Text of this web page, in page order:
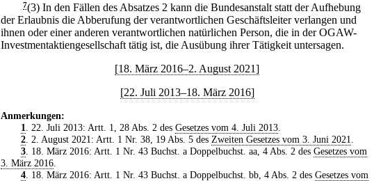
7(3) In den Fällen des Absatzes 2 kann die Bundesanstalt statt der Aufhebung
der Erlaubnis die Abberufung der verantwortlichen Geschäftsleiter verlangen und
ihnen oder einer anderen verantwortlichen natürlichen Person, die in der OGAW-
Investmentaktiengesellschaft tätig ist, die Ausübung ihrer Tätigkeit untersagen.
[18. März 2016–2. August 2021]
[22. Juli 2013–18. März 2016]
Anmerkungen:
1
. 22. Juli 2013: Artt. 1, 28 Abs. 2 des Gesetzes vom 4. Juli 2013.
2. 2. August 2021: Artt. 1 Nr. 38, 19 Abs. 5 des Zweiten Gesetzes vom 3. Juni 2021
3. 18. März 2016: Artt. 1 Nr. 43 Buchst. a Doppelbuchst. aa, 4 Abs. 2 des Gesetzes vom
3. März 2016
4. 18. März 2016: Artt. 1 Nr. 43 Buchst. a Doppelbuchst. bb, 4 Abs. 2 des Gesetzes vom